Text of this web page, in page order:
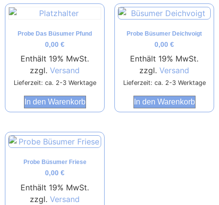
Probe Das Büsumer Pfund
0,00 €
Enthält 19% MwSt.
zzgl. Versand
Lieferzeit: ca. 2-3 Werktage
In den Warenkorb
Probe Büsumer Deichvoigt
0,00 €
Enthält 19% MwSt.
zzgl. Versand
Lieferzeit: ca. 2-3 Werktage
In den Warenkorb
Probe Büsumer Friese
0,00 €
Enthält 19% MwSt.
zzgl. Versand